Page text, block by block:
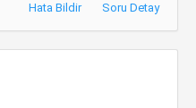
Hata Bildir Soru Detay